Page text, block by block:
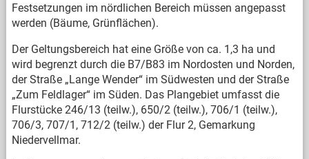
Festsetzungen im nördlichen Bereich müssen angepasst
werden (Bäume, Grünflächen).
Der Geltungsbereich hat eine Größe von ca. 1,3 ha und
wird begrenzt durch die B7/B83 im Nordosten und Norden,
der Straße „Lange Wender“ im Südwesten und der Straße
„Zum Feldlager“ im Süden. Das Plangebiet umfasst die
Flurstücke 246/13 (teilw.), 650/2 (teilw.), 706/1 (teilw.),
706/3, 707/1, 712/2 (teilw.) der Flur 2, Gemarkung
Niedervellmar.